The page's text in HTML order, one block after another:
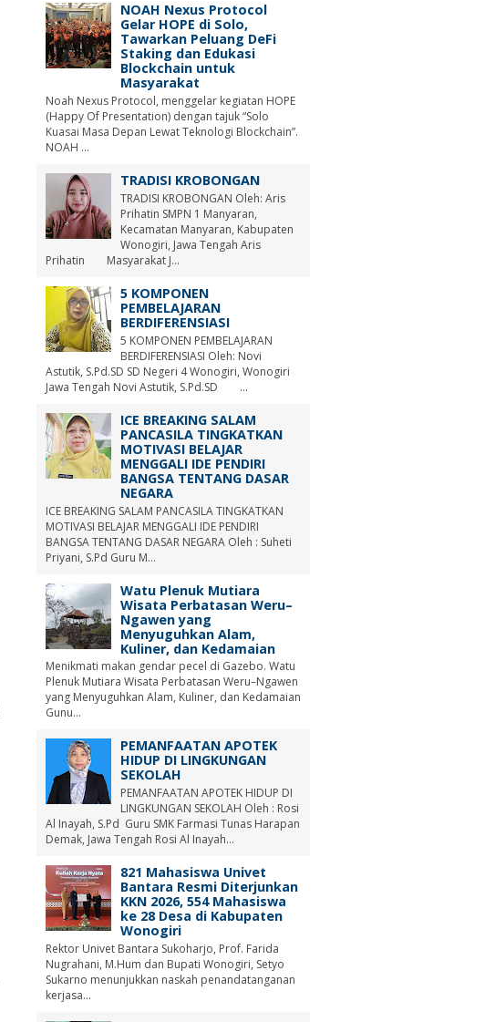
NOAH Nexus Protocol
Gelar HOPE di Solo,
Tawarkan Peluang DeFi
Staking dan Edukasi
Blockchain untuk
Masyarakat
Noah Nexus Protocol, menggelar kegiatan HOPE
(Happy Of Presentation) dengan tajuk “Solo
Kuasai Masa Depan Lewat Teknologi Blockchain”.
NOAH ...
TRADISI KROBONGAN
TRADISI KROBONGAN Oleh: Aris
Prihatin SMPN 1 Manyaran,
Kecamatan Manyaran, Kabupaten
Wonogiri, Jawa Tengah Aris
Prihatin Masyarakat J...
5 KOMPONEN
PEMBELAJARAN
BERDIFERENSIASI
5 KOMPONEN PEMBELAJARAN
BERDIFERENSIASI Oleh: Novi
Astutik, S.Pd.SD SD Negeri 4 Wonogiri, Wonogiri
Jawa Tengah Novi Astutik, S.Pd.SD ...
ICE BREAKING SALAM
PANCASILA TINGKATKAN
MOTIVASI BELAJAR
MENGGALI IDE PENDIRI
BANGSA TENTANG DASAR
NEGARA
ICE BREAKING SALAM PANCASILA TINGKATKAN
MOTIVASI BELAJAR MENGGALI IDE PENDIRI
BANGSA TENTANG DASAR NEGARA Oleh : Suheti
Priyani, S.Pd Guru M...
Watu Plenuk Mutiara
Wisata Perbatasan Weru–
Ngawen yang
Menyuguhkan Alam,
Kuliner, dan Kedamaian
Menikmati makan gendar pecel di Gazebo. Watu
Plenuk Mutiara Wisata Perbatasan Weru–Ngawen
yang Menyuguhkan Alam, Kuliner, dan Kedamaian
Gunu...
PEMANFAATAN APOTEK
HIDUP DI LINGKUNGAN
SEKOLAH
PEMANFAATAN APOTEK HIDUP DI
LINGKUNGAN SEKOLAH Oleh : Rosi
Al Inayah, S.Pd Guru SMK Farmasi Tunas Harapan
Demak, Jawa Tengah Rosi Al Inayah...
821 Mahasiswa Univet
Bantara Resmi Diterjunkan
KKN 2026, 554 Mahasiswa
ke 28 Desa di Kabupaten
Wonogiri
Rektor Univet Bantara Sukoharjo, Prof. Farida
Nugrahani, M.Hum dan Bupati Wonogiri, Setyo
Sukarno menunjukkan naskah penandatanganan
kerjasa...